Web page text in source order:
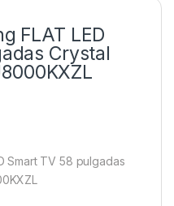
FLAT LED
Crystal
Smart TV 58 pulgadas